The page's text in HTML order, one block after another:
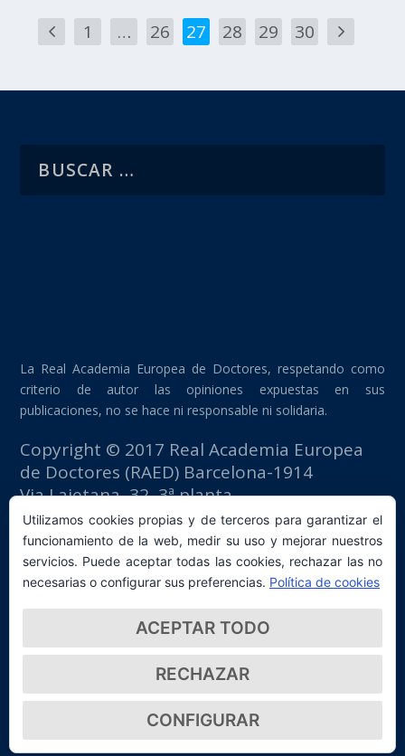
1 … 26 27 28 29 30
La Real Academia Europea de Doctores, respetando como
criterio de autor las opiniones expuestas en sus
publicaciones, no se hace ni responsable ni solidaria.
Copyright © 2017 Real Academia Europea
de Doctores (RAED) Barcelona-1914
Via Laietana, 32, 3ª planta
Edificio Fomento del Trabajo
08003 Barcelona (España)
tlf: +34 93 667 40 54
secretaria@raed.academy
Contacto y suscripción Newsletter
Política de privacidad
© 2026 Real Academia Europea de Doctores
Utilizamos cookies propias y de terceros para garantizar el
funcionamiento de la web, medir su uso y mejorar nuestros
servicios. Puede aceptar todas las cookies, rechazar las no
necesarias o configurar sus preferencias. Política de cookies
ACEPTAR TODO
RECHAZAR
CONFIGURAR